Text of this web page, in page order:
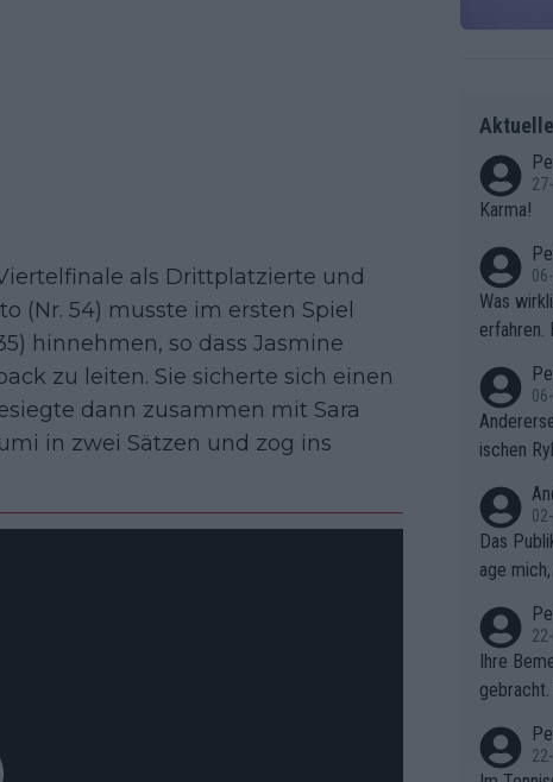
als Drittplatzierte und
(Nr. 54) musste im ersten Spiel
hinnehmen, so dass Jasmine
zu leiten. Sie sicherte sich einen
dann zusammen mit Sara
in zwei Sätzen und zog ins
Karma!
Was
erfahren.
ischen
Das
age
ben.
Ihre